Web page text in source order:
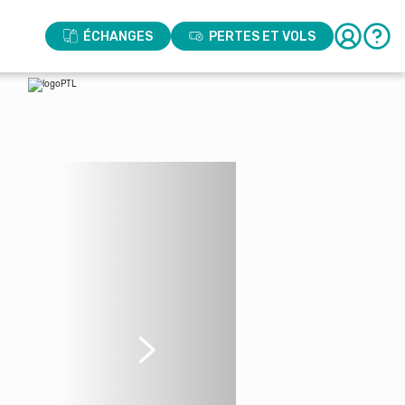
ÉCHANGES PERTES ET VOLS
Suivant